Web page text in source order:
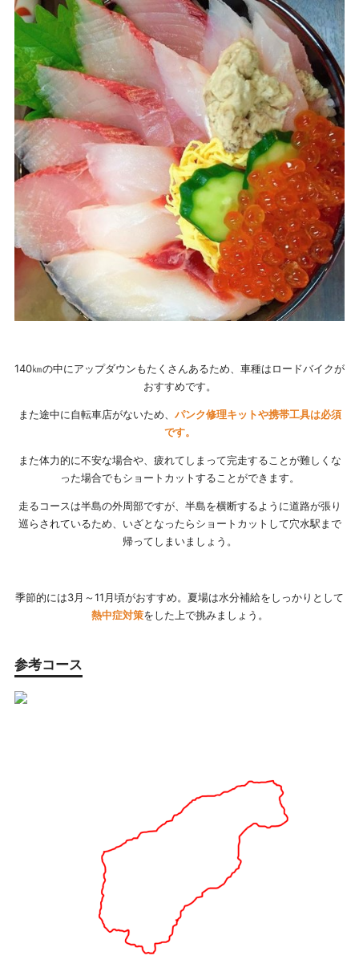
140㎞の中にアップダウンもたくさんあるため、車種はロードバイクが
おすすめです。
また途中に自転車店がないため、 パンク修理キットや携帯工具は必須
です。
また体力的に不安な場合や、疲れてしまって完走することが難しくな
った場合でもショートカットすることができます。
走るコースは半島の外周部ですが、半島を横断するように道路が張り
巡らされているため、いざとなったらショートカットして穴水駅まで
帰ってしまいましょう。
季節的には3月～11月頃がおすすめ。夏場は水分補給をしっかりとして
熱中症対策をした上で挑みましょう。
参考コース